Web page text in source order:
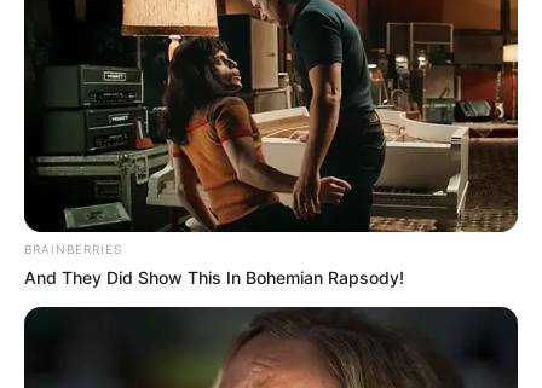
BRAINBERRIES
And They Did Show This In Bohemian Rapsody!